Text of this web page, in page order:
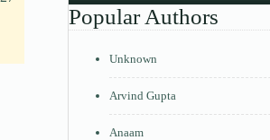
Popular Authors
Unknown
Arvind Gupta
Anaam